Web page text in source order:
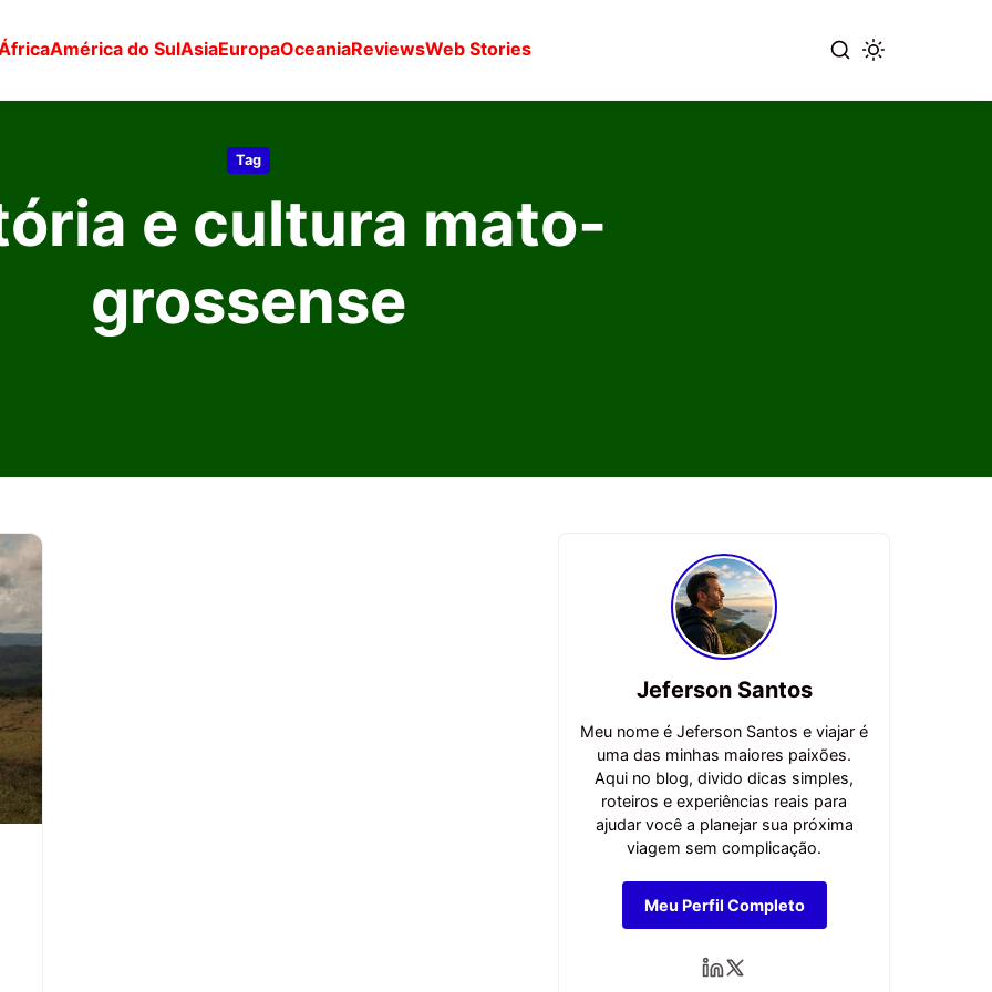
América do SulAsiaEuropaOceaniaReviewsWeb Stories
Tag
e cultura mato-
grossense
Jeferson Santos
Meu nome é Jeferson Santos e viajar é
uma das minhas maiores paixões.
Aqui no blog, divido dicas simples,
roteiros e experiências reais para
ajudar você a planejar sua próxima
viagem sem complicação.
Meu Perfil Completo